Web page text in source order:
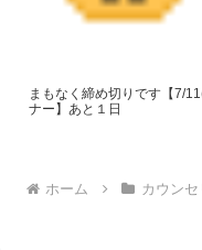
まもなく締め切りです【7/
ナー】あと１日
ホーム カウン